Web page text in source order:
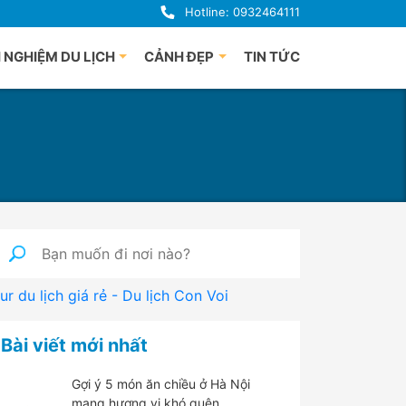
Hotline: 0932464111
Ngãi
Trang
Định
Thiết
NGHIỆM DU LỊCH CẢNH ĐẸP TIN TỨC
du lịch giá rẻ - Du lịch Con Voi
Bài viết mới nhất
Gợi ý 5 món ăn chiều ở Hà Nội
mang hương vị khó quên